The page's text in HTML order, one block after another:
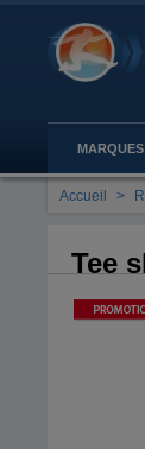
MARQUES
Accueil >
Tee